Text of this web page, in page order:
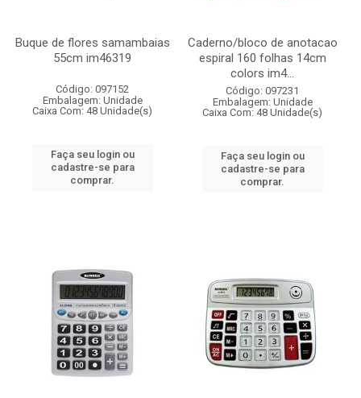
Buque de flores samambaias
55cm im46319
Código: 097152
Embalagem: Unidade
Caixa Com: 48 Unidade(s)
Faça seu login ou
cadastre-se para
comprar.
Caderno/bloco de anotacao
espiral 160 folhas 14cm
colors im4...
Código: 097231
Embalagem: Unidade
Caixa Com: 48 Unidade(s)
Faça seu login ou
cadastre-se para
comprar.